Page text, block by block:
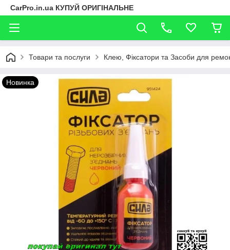
CarPro.in.ua КУПУЙ ОРИГІНАЛЬНЕ
Товари та послуги Клею, Фіксатори та Засоби для
Новинка